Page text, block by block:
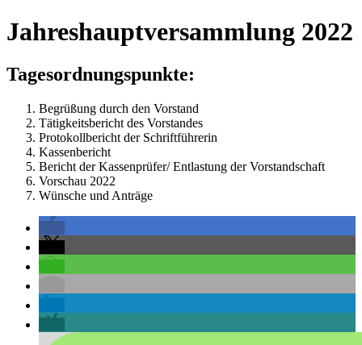
Jahreshauptversammlung 2022
Tagesordnungspunkte:
Begrüßung durch den Vorstand
Tätigkeitsbericht des Vorstandes
Protokollbericht der Schriftführerin
Kassenbericht
Bericht der Kassenprüfer/ Entlastung der Vorstandschaft
Vorschau 2022
Wünsche und Anträge